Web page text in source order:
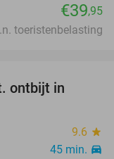
€39,95
toeristenbelasting
ontbijt in
9.6 star
45 min. directions_car